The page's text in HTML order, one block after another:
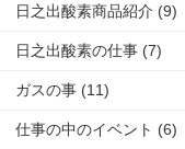
日之出酸素商品紹介 (9)
日之出酸素の仕事 (7)
ガスの事 (11)
仕事の中のイベント (6)